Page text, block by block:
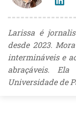
Larissa é
desde 2023.
intermináveis e
abraçáveis.
Universidade de